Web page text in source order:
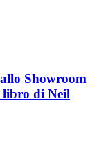
Showroom
libro di Neil